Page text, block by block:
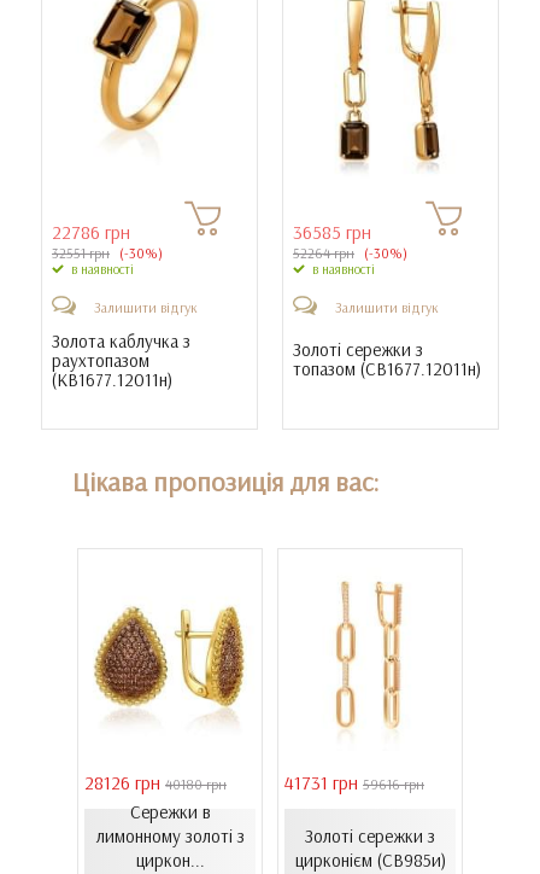
22786 грн
32551 грн (-30%)
в наявності
Залишити відгук
Золота каблучка з
раухтопазом
(КВ1677.12011н)
36585 грн
52264 грн (-30%)
в наявності
Залишити відгук
Золоті сережки з
топазом (СВ1677.12011н)
Цікава пропозиція для вас:
28126 грн 40180 грн
Сережки в
лимонному золоті з
циркон...
41731 грн 59616 грн
Золоті сережки з
цирконієм (СВ985и)